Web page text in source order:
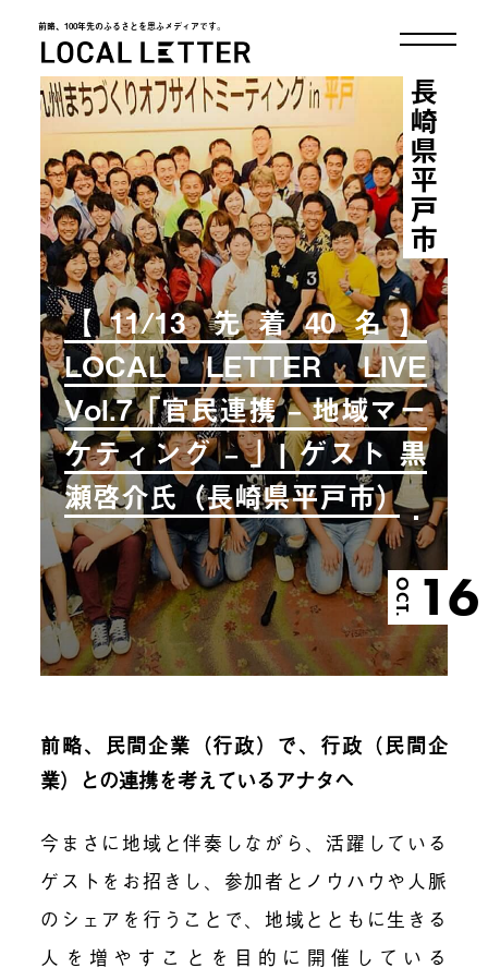
前略、100年先のふるさとを思ふメディアです。
LOCAL LETTER
【11/13 先着40名】
LOCAL LETTER LIVE
Vol.7「官民連携 – 地域マー
ケティング – 」| ゲスト 黒
瀬啓介氏（長崎県平戸市）
OCT. 16
長崎県平戸市
前略、民間企業（行政）で、行政（民間企
業）との連携を考えているアナタへ
今まさに地域と伴奏しながら、活躍している
ゲストをお招きし、参加者とノウハウや人脈
のシェアを行うことで、地域とともに生きる
人を増やすことを目的に開催している